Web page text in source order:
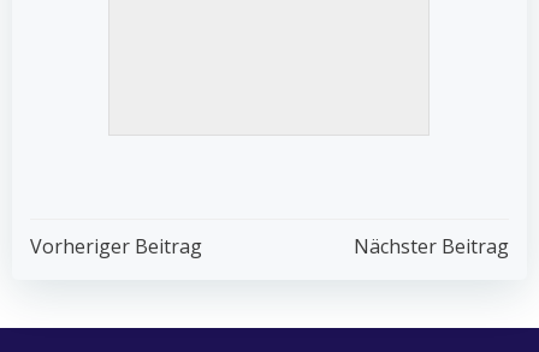
Post
Navigation
Vorheriger Beitrag
Post
Navigation
Nächster Beitrag